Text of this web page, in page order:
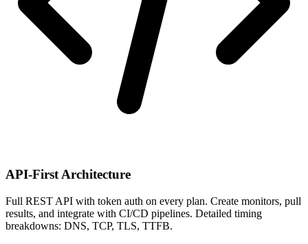
API-First Architecture
Full REST API with token auth on every plan. Create monitors, pull
results, and integrate with CI/CD pipelines. Detailed timing
breakdowns: DNS, TCP, TLS, TTFB.